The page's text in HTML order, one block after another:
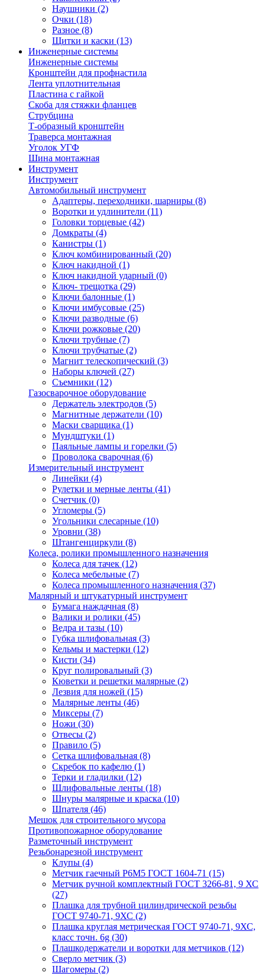
Наушники (2)
Очки (18)
Разное (8)
Щитки и каски (13)
Инженерные системы
Инженерные системы
Кронштейн для профнастила
Лента уплотнительная
Пластина с гайкой
Скоба для стяжки фланцев
Струбцина
Т-образный кронштейн
Траверса монтажная
Уголок УГФ
Шина монтажная
Инструмент
Инструмент
Автомобильный инструмент
Адаптеры, переходники, шарниры (8)
Воротки и удлинители (11)
Головки торцевые (42)
Домкраты (4)
Канистры (1)
Ключ комбинированный (20)
Ключ накидной (1)
Ключ накидной ударный (0)
Ключ- трещотка (29)
Ключи балонные (1)
Ключи имбусовые (25)
Ключи разводные (6)
Ключи рожковые (20)
Ключи трубные (7)
Ключи трубчатые (2)
Магнит телескопический (3)
Наборы ключей (27)
Съемники (12)
Газосварочное оборудование
Держатель электродов (5)
Магнитные держатели (10)
Маски сварщика (1)
Мундштуки (1)
Паяльные лампы и горелки (5)
Проволока сварочная (6)
Измерительный инструмент
Линейки (4)
Рулетки и мерные ленты (41)
Счетчик (0)
Угломеры (5)
Угольники слесарные (10)
Уровни (38)
Штангенциркули (8)
Колеса, ролики промышленного назначения
Колеса для тачек (12)
Колеса мебельные (7)
Колеса промышленного назначения (37)
Малярный и штукатурный инструмент
Бумага наждачная (8)
Валики и ролики (45)
Ведра и тазы (10)
Губка шлифовальная (3)
Кельмы и мастерки (12)
Кисти (34)
Круг полировальный (3)
Кюветки и решетки малярные (2)
Лезвия для ножей (15)
Малярные ленты (46)
Миксеры (7)
Ножи (30)
Отвесы (2)
Правило (5)
Сетка шлифовальная (8)
Скребок по кафелю (1)
Терки и гладилки (12)
Шлифовальные ленты (18)
Шнуры малярные и краска (10)
Шпателя (46)
Мешок для строительного мусора
Противопожарное оборудование
Разметочный инструмент
Резьбонарезной инструмент
Клупы (4)
Метчик гаечный Р6М5 ГОСТ 1604-71 (15)
Метчик ручной комплектный ГОСТ 3266-81, 9 ХС
(27)
Плашка для трубной цилиндрической резьбы
ГОСТ 9740-71, 9ХС (2)
Плашка круглая метрическая ГОСТ 9740-71, 9ХС,
класс точн. 6g (30)
Плашкодержатели и воротки для метчиков (12)
Сверло метчик (3)
Шагомеры (2)